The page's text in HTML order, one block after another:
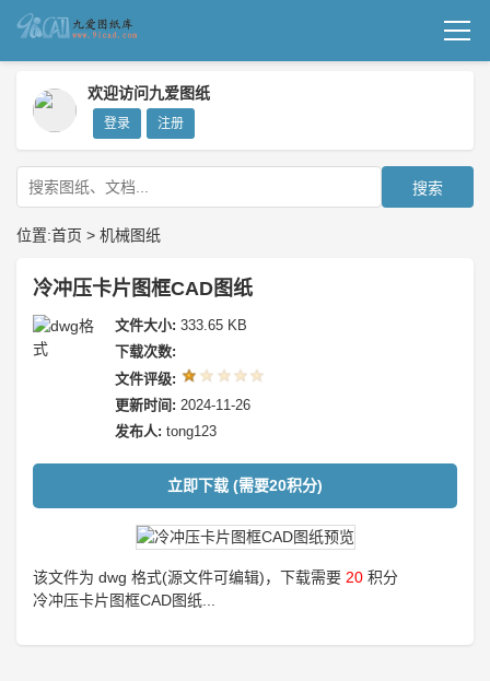
机械图纸
成套图纸
技术文档
我要上传
欢迎访问九爱图纸
登录 注册
搜索
位置:首页 > 机械图纸
冷冲压卡片图框CAD图纸
文件大小: 333.65 KB
下载次数:
文件评级:
更新时间: 2024-11-26
发布人: tong123
立即下载 (需要20积分)
该文件为 dwg 格式(源文件可编辑)，下载需要 20 积分
冷冲压卡片图框CAD图纸...